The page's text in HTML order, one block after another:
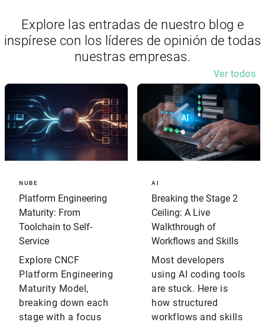
Explore las entradas de nuestro blog e
inspírese con los líderes de opinión de todas
nuestras empresas.
Ver todos
NUBE
Platform Engineering
Maturity: From
Toolchain to Self-
Service
Explore CNCF
Platform Engineering
Maturity Model,
breaking down each
stage with a focus
AI
Breaking the Stage 2
Ceiling: A Live
Walkthrough of
Workflows and Skills
Most developers
using AI coding tools
are stuck. Here is
how structured
workflows and skills